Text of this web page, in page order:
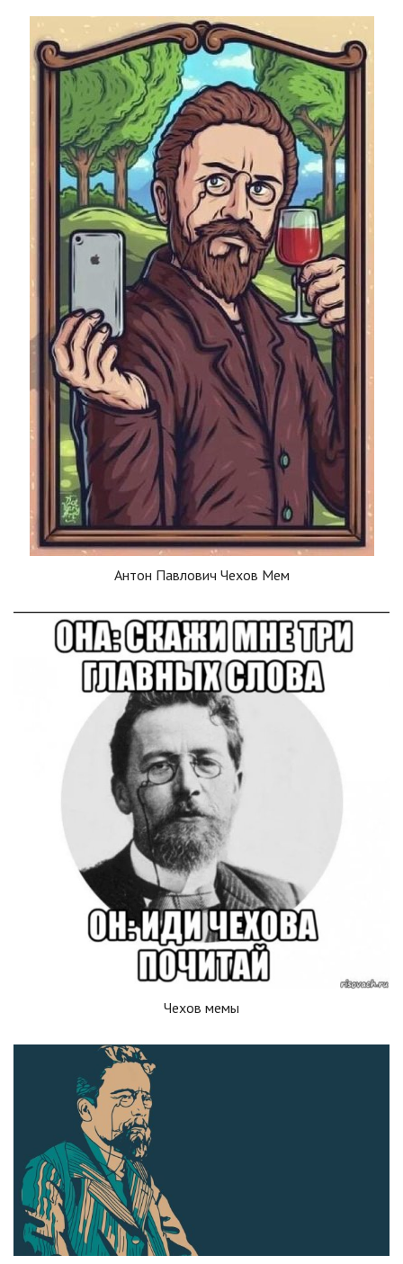
Антон Павлович Чехов Мем
Чехов мемы